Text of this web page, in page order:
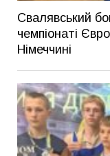
Свалявський
чемпіонаті
Німеччині